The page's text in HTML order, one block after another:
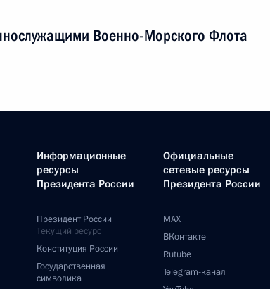
Военно-Морского Флота
Информационные
ресурсы
Президента России
Президент России
Текущий ресурс
Конституция России
Государственная
символика
Официальные
сетевые ресурсы
Президента России
MAX
ВКонтакте
Rutube
Telegram-канал